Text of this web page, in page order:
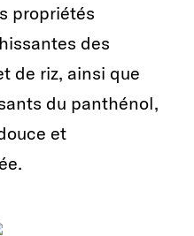
propriétés
des
de riz, ainsi que
du panthénol,
et